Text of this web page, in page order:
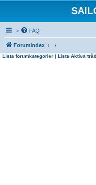
> FAQ
Forumindex
Lista forumkategorier | Lista Aktiva